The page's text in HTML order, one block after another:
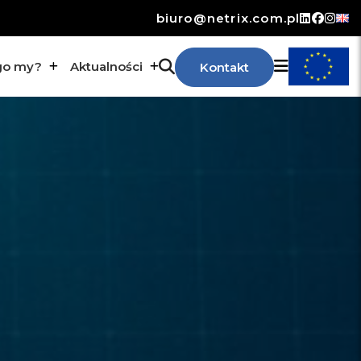
biuro@netrix.com.pl
my? Aktualności Kontakt